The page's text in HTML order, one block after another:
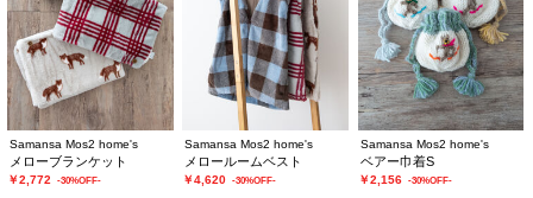
Samansa Mos2 home's
メローブランケット
￥2,772 -30%OFF-
Samansa Mos2 home's
メロールームベスト
￥4,620 -30%OFF-
Samansa Mos2 home's
ベアー巾着S
￥2,156 -30%OFF-